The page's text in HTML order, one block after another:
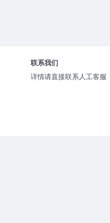
联系我们
详情请直接联系人工客服